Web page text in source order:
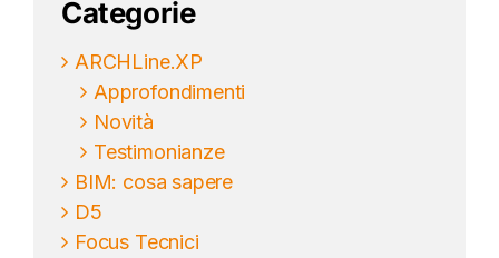
Categorie
ARCHLine.XP
Approfondimenti
Novità
Testimonianze
BIM: cosa sapere
D5
Focus Tecnici